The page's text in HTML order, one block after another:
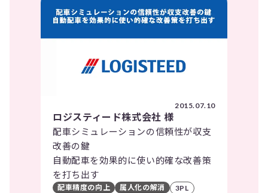
2015.07.10
ロジスティード株式会社 様
配車シミュレーションの信頼性が収支
改善の鍵
自動配車を効果的に使い的確な改善策
を打ち出す
配車精度の向上 属人化の解消
3PL